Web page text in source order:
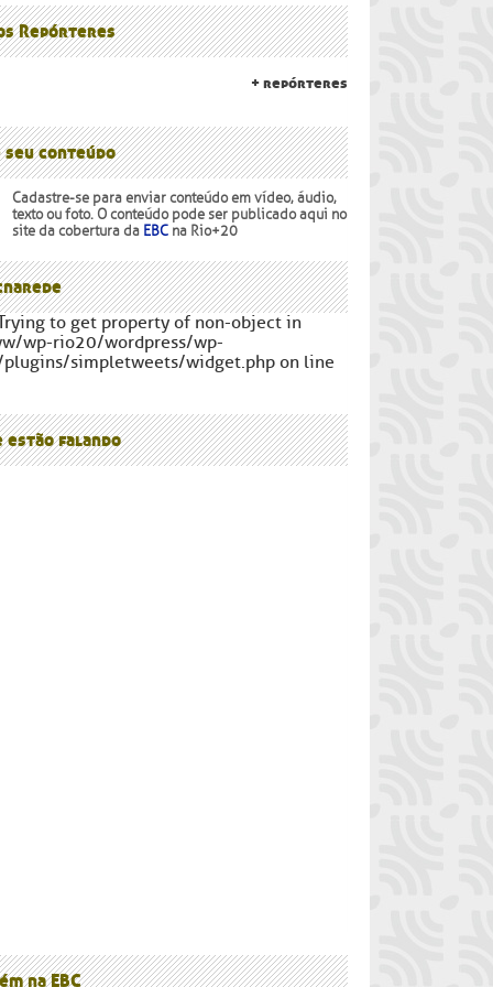
Povos
Repórteres
+ repórteres
seu conteúdo
Cadastre-se para enviar conteúdo em vídeo, áudio,
texto ou foto. O conteúdo pode ser publicado aqui no
site da cobertura da EBC na Rio+20
to get property of non-object in
wp-rio20/wordpress/wp-
simpletweets/widget.php on line
estão falando
na EBC